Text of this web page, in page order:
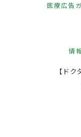
医療広告
情
【ド